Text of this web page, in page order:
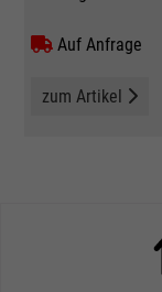
Auf Anfrage
zum Artikel